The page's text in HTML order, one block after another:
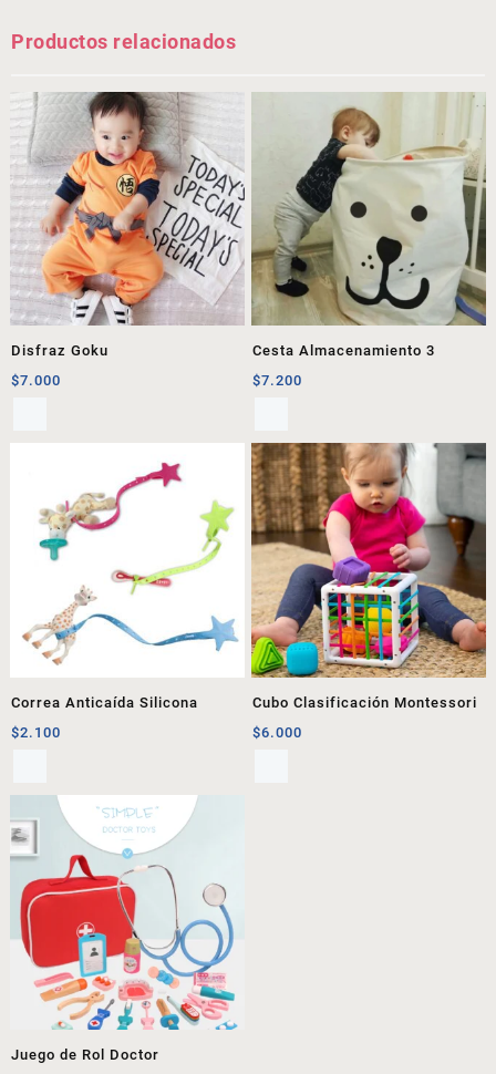
Productos relacionados
Disfraz Goku
$7.000
Cesta Almacenamiento 3
$7.200
Correa Anticaída Silicona
$2.100
Cubo Clasificación Montessori
$6.000
Juego de Rol Doctor